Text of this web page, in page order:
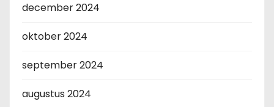
december 2024
oktober 2024
september 2024
augustus 2024